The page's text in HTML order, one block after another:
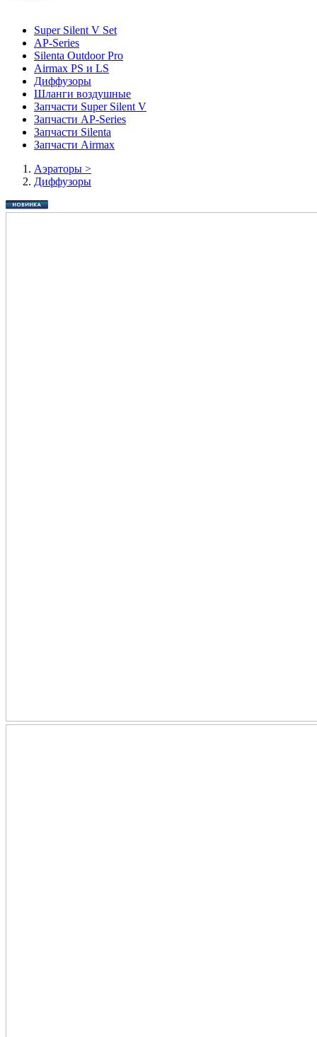
Super Silent V Set
AP-Series
Silenta Outdoor Pro
Airmax PS и LS
Диффузоры
Шланги воздушные
Запчасти Super Silent V
Запчасти AP-Series
Запчасти Silenta
Запчасти Airmax
Аэраторы >
Диффузоры